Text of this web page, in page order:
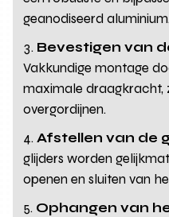
geanodiseerd aluminium.
Bevestigen van
Vakkundige montage
maximale draagkracht,
overgordijnen.
Afstellen van de
glijders worden
openen en sluiten van
Ophangen van